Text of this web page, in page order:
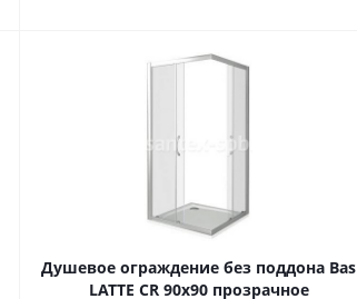
Душевое ограждение без поддона Bas
LATTE CR 90х90 прозрачное